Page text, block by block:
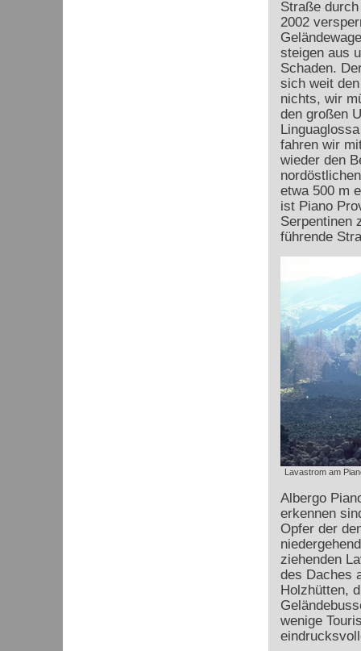
Straße
2002
steigen aus
Schaden.
sich weit
nichts, wir
den großen
fahren wir
wieder den
etwa 500 m
ist Piano
Serpentinen
führende
Lavastrom am
Albergo
erkennen
Opfer der
ziehenden
des Daches
Holzhütten,
wenige